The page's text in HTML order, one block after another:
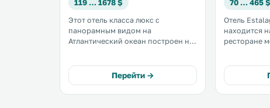
119 … 1678 $
Этот отель класса люкс с
панорамным видом на
Атлантический океан построен на
ресторан изысканной кухни,
отмеченный звездой Мишлен. .
Перейти →
70 … 465 $
Отель
находится на
ресторане
бассейн с
элегантно
крепости